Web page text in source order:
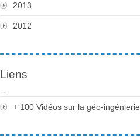
2013
2012
Liens
+ 100 Vidéos sur la géo-ingénierie